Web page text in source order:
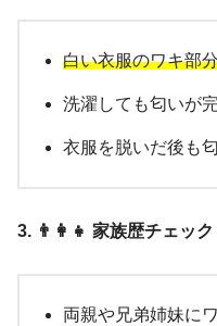
白い衣服のワキ部
洗濯しても匂いが
衣服を脱いだ後も
3. 👨‍👩‍👧 家族歴チェック
両親や兄弟姉妹に